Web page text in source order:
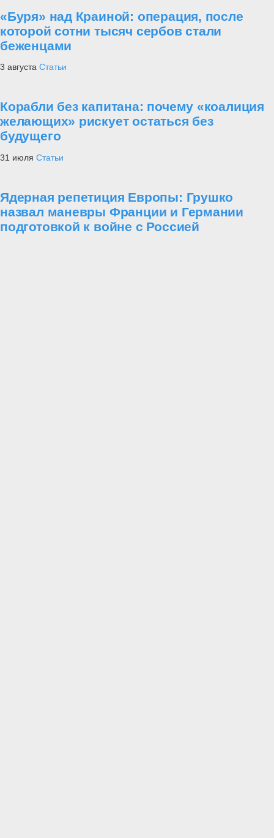
«Буря» над Краиной: операция, после
которой сотни тысяч сербов стали
беженцами
3 августа Статьи
Корабли без капитана: почему «коалиция
желающих» рискует остаться без
будущего
31 июля Статьи
Ядерная репетиция Европы: Грушко
назвал маневры Франции и Германии
подготовкой к войне с Россией